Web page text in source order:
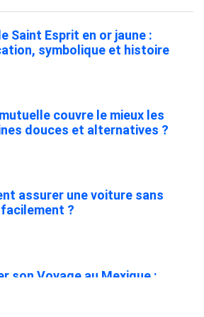
Saint Esprit en or jaune :
symbolique et histoire
couvre le mieux les
douces et alternatives ?
assurer une voiture sans
?
son Voyage au Mexique :